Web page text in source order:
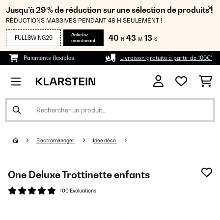
Jusqu’à 29 % de réduction sur une sélection de produits !
RÉDUCTIONS MASSIVES PENDANT 48 H SEULEMENT !
FULLSWING29
Achetez
maintenant
40 H 43 M 13 S
Paiements flexibles Livraison gratuite à partir de 100€*
Electroménager Idée déco
One Deluxe Trottinette enfants
100 Evaluations